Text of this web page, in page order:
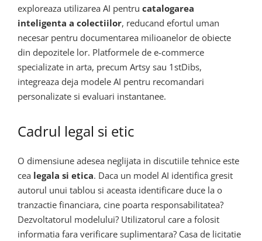
exploreaza utilizarea AI pentru catalogarea
inteligenta a colectiilor, reducand efortul uman
necesar pentru documentarea milioanelor de obiecte
din depozitele lor. Platformele de e-commerce
specializate in arta, precum Artsy sau 1stDibs,
integreaza deja modele AI pentru recomandari
personalizate si evaluari instantanee.
Cadrul legal si etic
O dimensiune adesea neglijata in discutiile tehnice este
cea legala si etica. Daca un model AI identifica gresit
autorul unui tablou si aceasta identificare duce la o
tranzactie financiara, cine poarta responsabilitatea?
Dezvoltatorul modelului? Utilizatorul care a folosit
informatia fara verificare suplimentara? Casa de licitatie